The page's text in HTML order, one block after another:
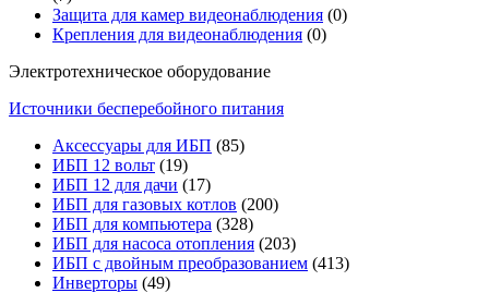
Защита для камер видеонаблюдения (0)
Крепления для видеонаблюдения (0)
Электротехническое оборудование
Источники бесперебойного питания
Аксессуары для ИБП (85)
ИБП 12 вольт (19)
ИБП 12 для дачи (17)
ИБП для газовых котлов (200)
ИБП для компьютера (328)
ИБП для насоса отопления (203)
ИБП с двойным преобразованием (413)
Инверторы (49)